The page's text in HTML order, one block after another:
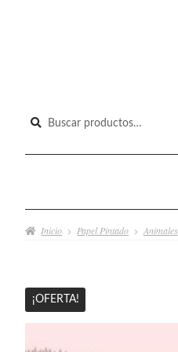
Buscar
Inicio Papel Pintado Animales
¡OFERTA!